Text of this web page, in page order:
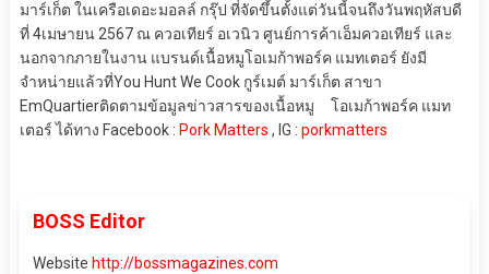
มาร์เก็ต ในเครือเดอะมอลล์ กรุ๊ป ที่จัดขึ้นตั้งแต่วันนี้จนถึงวันพฤหัสบดี
ที่4เมษายน2567ณ ควอเทียร์ อเวนิว ศูนย์การค้าเอ็มควอเทียร์ และ
นอกจากภายในงาน แบรนด์เนื้อหมูโอเมก้าพอร์คแมทเตอร์ ยังมี
จำหน่ายแล้วที่You Hunt We Cook กูร์เมต์ มาร์เก็ต สาขา
EmQuartierติดตามข้อมูลข่าวสารของเนื้อหมู โอเมก้าพอร์ค แมท
เตอร์ได้ทาง Facebook : Pork Matters , IG : porkmatters
BOSS Editor
Website http://bossmagazines.com